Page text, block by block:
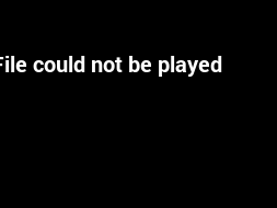
could not be played